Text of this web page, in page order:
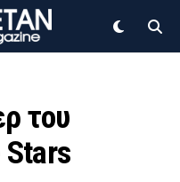
του